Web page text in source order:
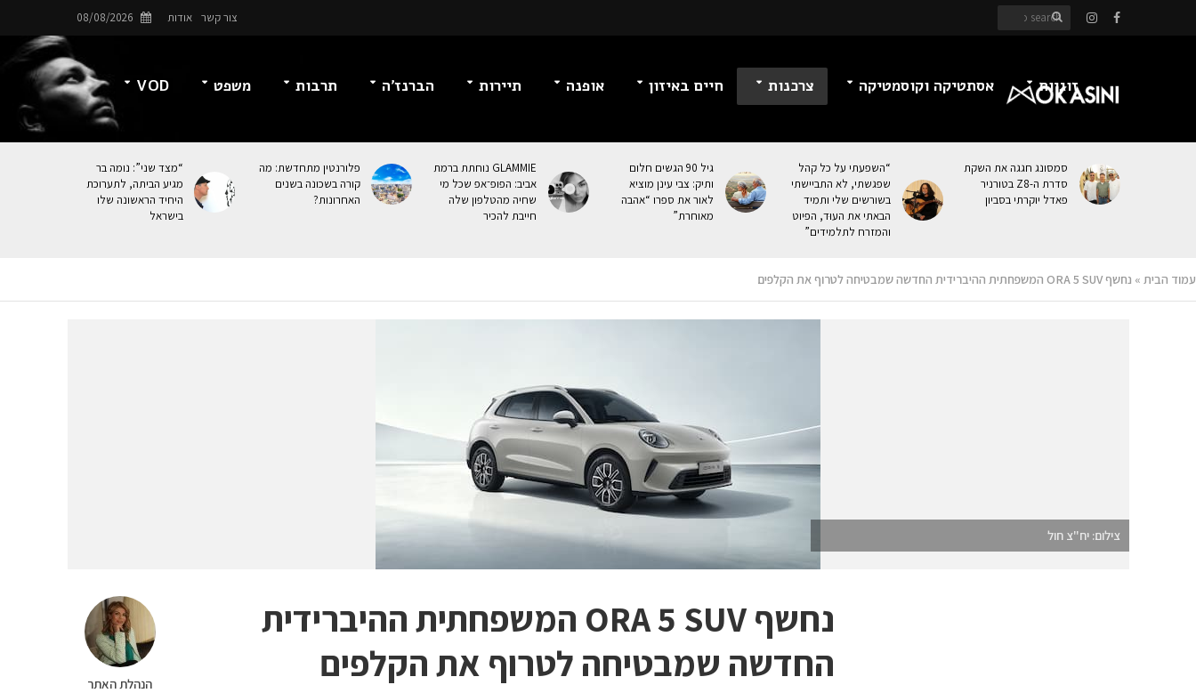
צור קשר אודות 08/08/2026
זוגיות אסתטיקה וקוסמטיקה צרכנות חיים באיזון אופנה תיירות הברנז’ה תרבות משפט VOD
סמסונג חגגה את השקת
סדרת ה-Z8 בטורניר
פאדל יוקרתי בסביון
“השפעתי על כל קהל
שפגשתי, לא התביישתי
בשורשים שלי ותמיד
הבאתי את העוּד, הפיוט
והמזרח לתלמידים”
גיל 90 הגשים חלום
ותיק: צבי עינן מוציא
לאור את ספרו “אהבה
מאוחרת”
GLAMMIE נוחתת ברמת
אביב: הפופ־אפ שכל מי
שחיה מהטלפון שלה
חייבת להכיר
פלורנטין מתחדשת: מה
קורה בשכונה בשנים
האחרונות?
“מצד שני”: נומה בר
מגיע הביתה, לתערוכת
היחיד הראשונה שלו
בישראל
עמוד הבית » נחשף ORA 5 SUV המשפחתית ההיברידית החדשה שמבטיחה לטרוף את הקלפים
צילום: יח"צ חול
הנהלת האתר
נחשף ORA 5 SUV המשפחתית ההיברידית
החדשה שמבטיחה לטרוף את הקלפים